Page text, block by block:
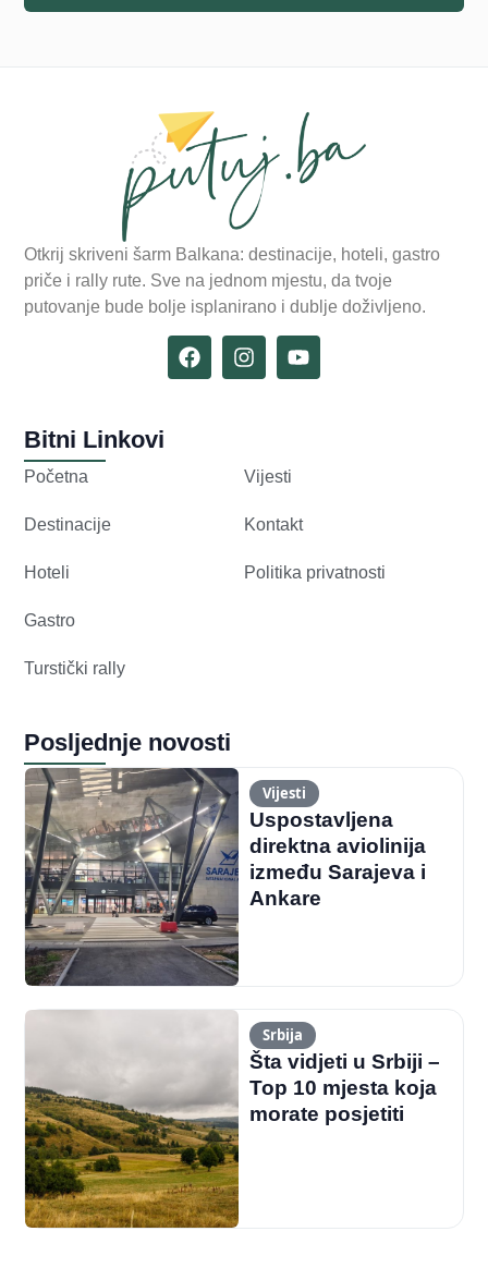
Otkrij skriveni šarm Balkana: destinacije, hoteli, gastro
priče i rally rute. Sve na jednom mjestu, da tvoje
putovanje bude bolje isplanirano i dublje doživljeno.
Bitni Linkovi
Početna
Destinacije
Hoteli
Gastro
Turstički rally
Vijesti
Kontakt
Politika privatnosti
Posljednje novosti
Vijesti
Uspostavljena
direktna aviolinija
između Sarajeva i
Ankare
Srbija
Šta vidjeti u Srbiji –
Top 10 mjesta koja
morate posjetiti